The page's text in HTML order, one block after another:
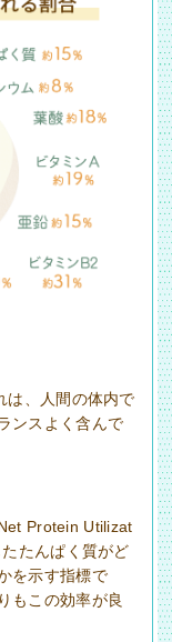
は、人間の体内で
ンスよく含んで
Protein Utilizat
たんぱく質がど
を示す指標で
もこの効率が良